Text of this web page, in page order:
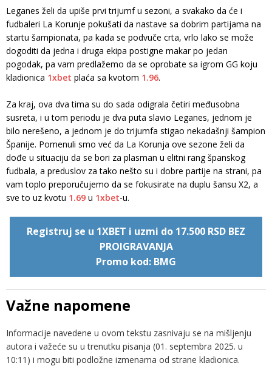
Leganes želi da upiše prvi trijumf u sezoni, a svakako da će i
fudbaleri La Korunje pokušati da nastave sa dobrim partijama na
startu šampionata, pa kada se podvuče crta, vrlo lako se može
dogoditi da jedna i druga ekipa postigne makar po jedan
pogodak, pa vam predlažemo da se oprobate sa igrom GG koju
kladionica 1xbet plaća sa kvotom 1.96.
Za kraj, ova dva tima su do sada odigrala četiri međusobna
susreta, i u tom periodu je dva puta slavio Leganes, jednom je
bilo nerešeno, a jednom je do trijumfa stigao nekadašnji šampion
Španije. Pomenuli smo već da La Korunja ove sezone želi da
dođe u situaciju da se bori za plasman u elitni rang španskog
fudbala, a preduslov za tako nešto su i dobre partije na strani, pa
vam toplo preporučujemo da se fokusirate na duplu šansu X2, a
sve to uz kvotu 1.69 u 1xbet-u.
Registruj se u 1XBET i uzmi do 17.500 RSD BEZ
PROIGRAVANJA
Promo kod: BMG
Važne napomene
Informacije navedene u ovom tekstu zasnivaju se na mišljenju
autora i važeće su u trenutku pisanja (01. septembra 2025. u
10:11) i mogu biti podložne izmenama od strane kladionica.